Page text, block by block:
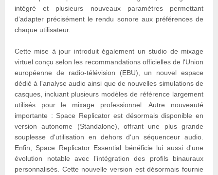
intégré et plusieurs nouveaux paramètres permettant
d'adapter précisément le rendu sonore aux préférences de
chaque utilisateur.
Cette mise à jour introduit également un studio de mixage
virtuel conçu selon les recommandations officielles de l'Union
européenne de radio-télévision (EBU), un nouvel espace
dédié à l'analyse audio ainsi que de nouvelles simulations de
casques, incluant plusieurs modèles de référence largement
utilisés pour le mixage professionnel. Autre nouveauté
importante : Space Replicator est désormais disponible en
version autonome (Standalone), offrant une plus grande
souplesse d'utilisation en dehors d'un séquenceur audio.
Enfin, Space Replicator Essential bénéficie lui aussi d'une
évolution notable avec l'intégration des profils binauraux
personnalisés. Cette nouvelle version est désormais fournie